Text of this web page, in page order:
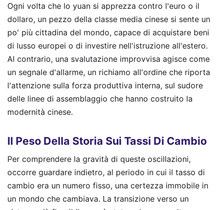
Ogni volta che lo yuan si apprezza contro l'euro o il
dollaro, un pezzo della classe media cinese si sente un
po' più cittadina del mondo, capace di acquistare beni
di lusso europei o di investire nell'istruzione all'estero.
Al contrario, una svalutazione improvvisa agisce come
un segnale d'allarme, un richiamo all'ordine che riporta
l'attenzione sulla forza produttiva interna, sul sudore
delle linee di assemblaggio che hanno costruito la
modernità cinese.
Il Peso Della Storia Sui Tassi Di Cambio
Per comprendere la gravità di queste oscillazioni,
occorre guardare indietro, al periodo in cui il tasso di
cambio era un numero fisso, una certezza immobile in
un mondo che cambiava. La transizione verso un